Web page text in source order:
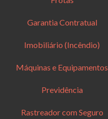
Garantia Contratual
Imobiliário (Incêndio)
Máquinas e Equipamentos
Previdência
Rastreador com Seguro